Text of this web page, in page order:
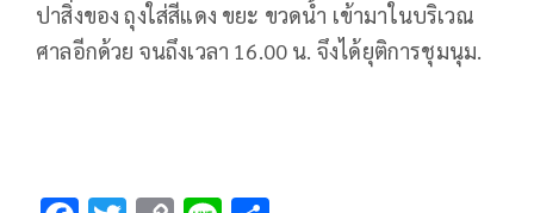
ปาสิ่งของ ถุงใส่สีแดง ขยะ ขวดน้ำ เข้ามาในบริเวณ
ศาลอีกด้วย จนถึงเวลา 16.00 น. จึงได้ยุติการชุมนุม.